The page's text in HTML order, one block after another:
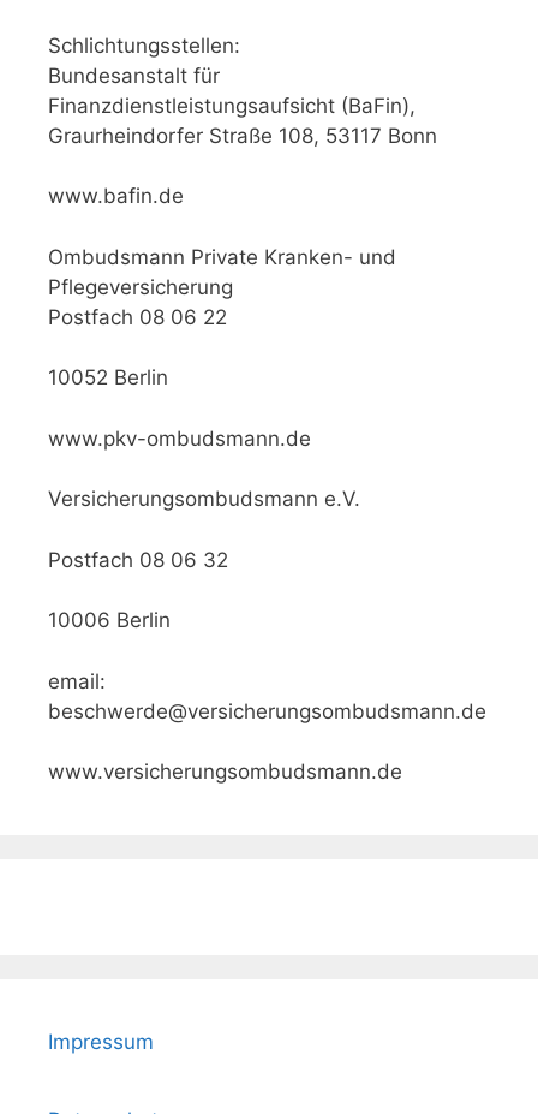
Schlichtungsstellen:
Bundesanstalt für
Finanzdienstleistungsaufsicht (BaFin),
Graurheindorfer Straße 108, 53117 Bonn
www.bafin.de
Ombudsmann Private Kranken- und
Pflegeversicherung
Postfach 08 06 22
10052 Berlin
www.pkv-ombudsmann.de
Versicherungsombudsmann e.V.
Postfach 08 06 32
10006 Berlin
email:
beschwerde@versicherungsombudsmann.de
www.versicherungsombudsmann.de
Impressum